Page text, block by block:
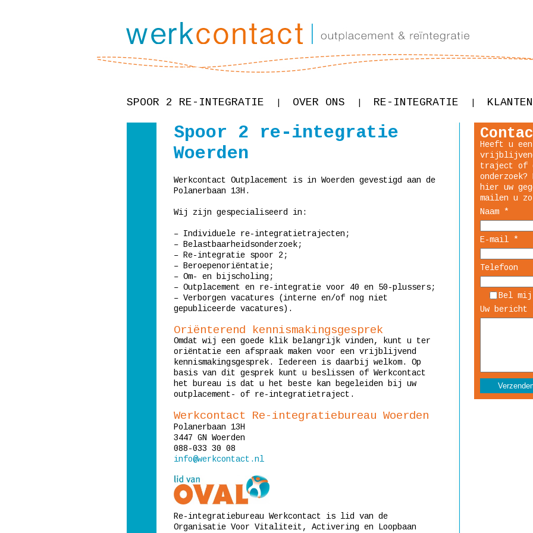
SPOOR 2 RE-INTEGRATIE OVER ONS RE-INTEGRATIE
Spoor 2 re-integratie
Woerden
Werkcontact Outplacement is in Woerden gevestigd aan de
Polanerbaan 13H.
Wij zijn gespecialiseerd in:
– Individuele re-integratietrajecten;
– Belastbaarheidsonderzoek;
– Re-integratie spoor 2;
– Beroepenoriëntatie;
– Om- en bijscholing;
– Outplacement en re-integratie voor 40 en 50-plussers;
– Verborgen vacatures (interne en/of nog niet
gepubliceerde vacatures).
Oriënterend kennismakingsgesprek
Omdat wij een goede klik belangrijk vinden, kunt u ter
oriëntatie een afspraak maken voor een vrijblijvend
kennismakingsgesprek. Iedereen is daarbij welkom. Op
basis van dit gesprek kunt u beslissen of Werkcontact
het bureau is dat u het beste kan begeleiden bij uw
outplacement- of re-integratietraject.
Werkcontact Re-integratiebureau Woerden
Polanerbaan 13H
3447 GN Woerden
088-033 30 08
info@werkcontact.nl
Re-integratiebureau Werkcontact is lid van de
Organisatie Voor Vitaliteit, Activering en Loopbaan
Heeft u
traject of
hier uw
mailen u
Naam *
E-mail *
Telefoon
Bel
Uw bericht